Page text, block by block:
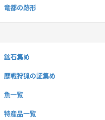
竜都の跡形
鉱石集め
歴戦狩猟の証集め
魚一覧
特産品一覧